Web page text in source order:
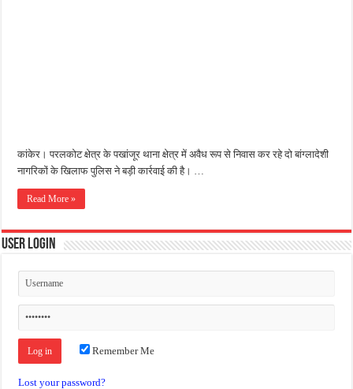
कांकेर। परलकोट क्षेत्र के पखांजूर थाना क्षेत्र में अवैध रूप से निवास कर रहे दो बांग्लादेशी
नागरिकों के खिलाफ पुलिस ने बड़ी कार्रवाई की है। …
Read More »
User Login
Remember Me
Lost your password?